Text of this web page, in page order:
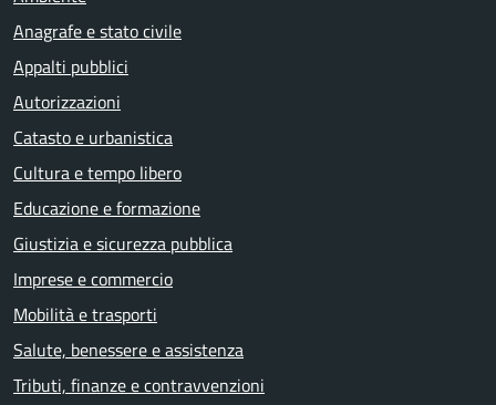
Anagrafe e stato civile
Appalti pubblici
Autorizzazioni
Catasto e urbanistica
Cultura e tempo libero
Educazione e formazione
Giustizia e sicurezza pubblica
Imprese e commercio
Mobilità e trasporti
Salute, benessere e assistenza
Tributi, finanze e contravvenzioni